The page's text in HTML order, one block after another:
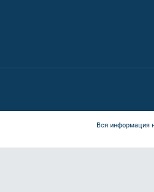
Вся информация